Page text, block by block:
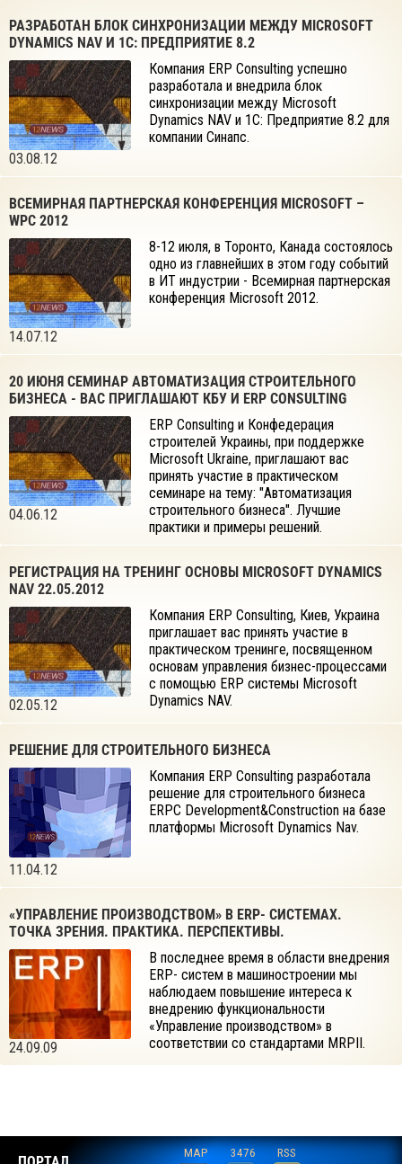
РАЗРАБОТАН БЛОК СИНХРОНИЗАЦИИ МЕЖДУ MICROSOFT
DYNAMICS NAV И 1С: ПРЕДПРИЯТИЕ 8.2
03.08.12
Компания ERP Consulting успешно
разработала и внедрила блок
синхронизации между Microsoft
Dynamics NAV и 1С: Предприятие 8.2 для
компании Синапс.
ВСЕМИРНАЯ ПАРТНЕРСКАЯ КОНФЕРЕНЦИЯ MICROSOFT –
WPC 2012
14.07.12
8-12 июля, в Торонто, Канада состоялось
одно из главнейших в этом году событий
в ИТ индустрии - Всемирная партнерская
конференция Microsoft 2012.
20 ИЮНЯ СЕМИНАР АВТОМАТИЗАЦИЯ СТРОИТЕЛЬНОГО
БИЗНЕСА - ВАС ПРИГЛАШАЮТ КБУ И ERP CONSULTING
04.06.12
ERP Consulting и Конфедерация
строителей Украины, при поддержке
Microsoft Ukraine, приглашают вас
принять участие в практическом
семинаре на тему: "Автоматизация
строительного бизнеса". Лучшие
практики и примеры решений.
РЕГИСТРАЦИЯ НА ТРЕНИНГ ОСНОВЫ MICROSOFT DYNAMICS
NAV 22.05.2012
02.05.12
Компания ERP Consulting, Киев, Украина
приглашает вас принять участие в
практическом тренинге, посвященном
основам управления бизнес-процессами
с помощью ERP системы Microsoft
Dynamics NAV.
РЕШЕНИЕ ДЛЯ СТРОИТЕЛЬНОГО БИЗНЕСА
11.04.12
Компания ERP Consulting разработала
решение для строительного бизнеса
ERPC Development&Construction на базе
платформы Microsoft Dynamics Nav.
«УПРАВЛЕНИЕ ПРОИЗВОДСТВОМ» В ERP- СИСТЕМАХ.
ТОЧКА ЗРЕНИЯ. ПРАКТИКА. ПЕРСПЕКТИВЫ.
24.09.09
В последнее время в области внедрения
ERP- систем в машиностроении мы
наблюдаем повышение интереса к
внедрению функциональности
«Управление производством» в
соответствии со стандартами MRPII.
MAP 3476 RSS